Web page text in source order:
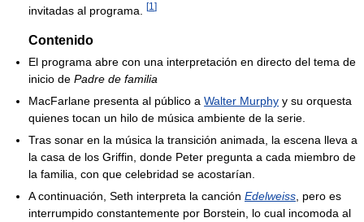
invitadas al programa.
[1 ]
Contenido
El programa abre con una interpretación en directo del tema de
inicio de Padre de familia
MacFarlane presenta al público a Walter Murphy y su orquesta
quienes tocan un hilo de música ambiente de la serie.
Tras sonar en la música la transición animada, la escena lleva a
la casa de los Griffin, donde Peter pregunta a cada miembro de
la familia, con que celebridad se acostarían.
A continuación, Seth interpreta la canción Edelweiss , pero es
interrumpido constantemente por Borstein, lo cual incomoda al